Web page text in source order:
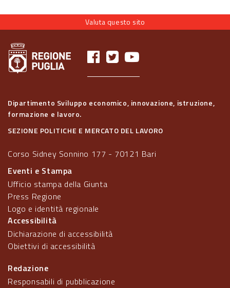
Valuta questo sito
Dipartimento Sviluppo economico, innovazione, istruzione,
formazione e lavoro.
SEZIONE POLITICHE E MERCATO DEL LAVORO
Corso Sidney Sonnino 177 - 70121 Bari
Eventi e Stampa
Ufficio stampa della Giunta
Press Regione
Logo e identità regionale
Accessibilità
Dichiarazione di accessibilità
Obiettivi di accessibilità
Redazione
Responsabili di pubblicazione